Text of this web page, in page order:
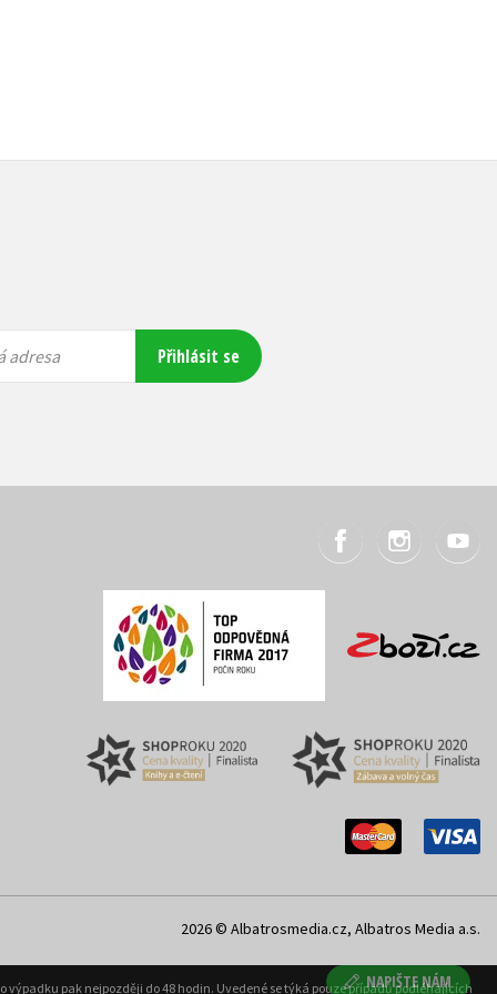
NAPIŠTE NÁM
adresa Přihlásit se
2026 © Albatrosmedia.cz, Albatros Media a.s.
pak nejpozději do 48 hodin. Uvedené se týká pouze případů podléhajících